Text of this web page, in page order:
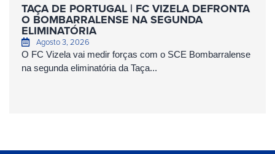
TAÇA DE PORTUGAL | FC VIZELA DEFRONTA
O BOMBARRALENSE NA SEGUNDA
ELIMINATÓRIA
Agosto 3, 2026
O FC Vizela vai medir forças com o SCE Bombarralense
na segunda eliminatória da Taça...